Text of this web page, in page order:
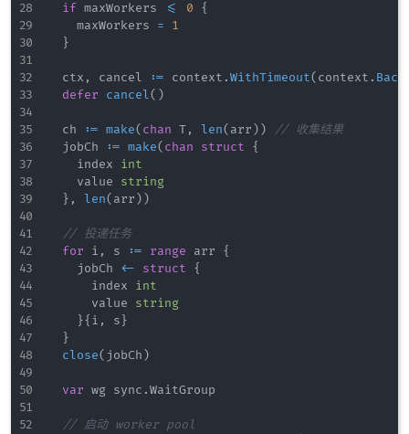
if maxWorkers <= 0
{
		maxWorkers
=
1
}
	ctx
, cancel := context .WithTimeout( context .
defer
cancel( )
	ch
:= make( chan T, len( arr ) )
// 收集结果
	jobCh
:= make( chan struct
{
		index
int
		value
string
} , len( arr ) )
// 投递任务
for i , s := range arr {
		jobCh
<- struct
{
			index
int
			value
string
}{ i , s }
}
close( jobCh )
var wg sync .WaitGroup
// 启动 worker pool